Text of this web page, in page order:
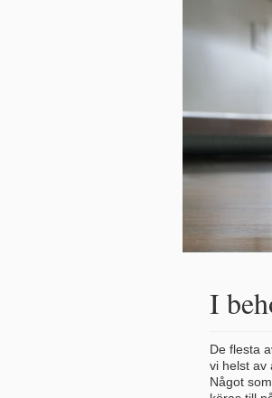
I
De flesta
vi helst av
Något